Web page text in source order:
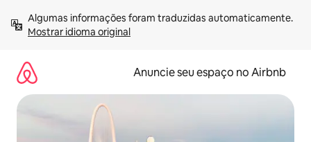
para
Mostrar idioma original
Anuncie seu espaço no Airbnb